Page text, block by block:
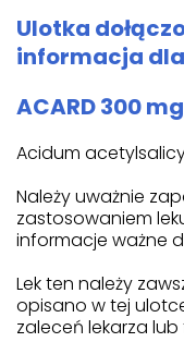
Ulotka
informacja
ACARD 300
Acidum
Należy uważnie
zastosowaniem
informacje ważne
Lek ten należy
opisano w tej
zaleceń lekarza